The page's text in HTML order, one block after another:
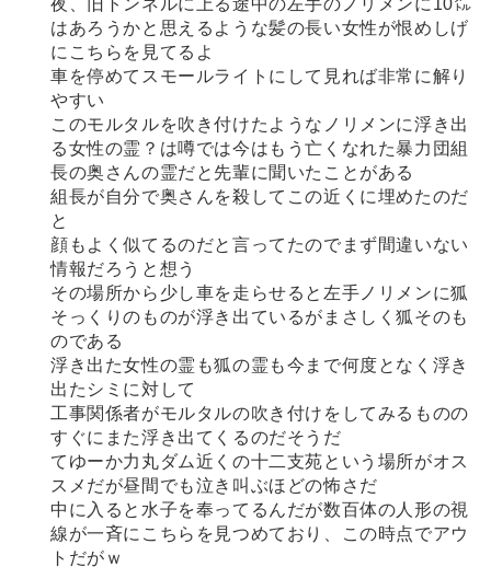
夜、旧トンネルに上る途中の左手のノリメンに10㍍
はあろうかと思えるような髪の長い女性が恨めしげ
にこちらを見てるよ
車を停めてスモールライトにして見れば非常に解り
やすい
このモルタルを吹き付けたようなノリメンに浮き出
る女性の霊？は噂では今はもう亡くなれた暴力団組
長の奥さんの霊だと先輩に聞いたことがある
組長が自分で奥さんを殺してこの近くに埋めたのだ
と
顔もよく似てるのだと言ってたのでまず間違いない
情報だろうと想う
その場所から少し車を走らせると左手ノリメンに狐
そっくりのものが浮き出ているがまさしく狐そのも
のである
浮き出た女性の霊も狐の霊も今まで何度となく浮き
出たシミに対して
工事関係者がモルタルの吹き付けをしてみるものの
すぐにまた浮き出てくるのだそうだ
てゆーか力丸ダム近くの十二支苑という場所がオス
スメだが昼間でも泣き叫ぶほどの怖さだ
中に入ると水子を奉ってるんだが数百体の人形の視
線が一斉にこちらを見つめており、この時点でアウ
トだがｗ